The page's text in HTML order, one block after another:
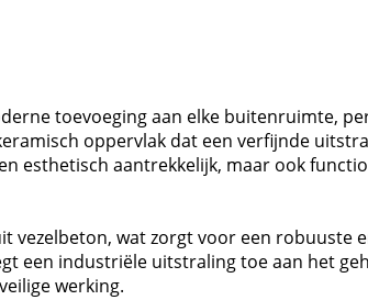
toevoeging aan elke buitenruimte,
oppervlak dat een verfijnde
esthetisch aantrekkelijk, maar ook
vezelbeton, wat zorgt voor een
een industriële uitstraling toe aan het
werking.